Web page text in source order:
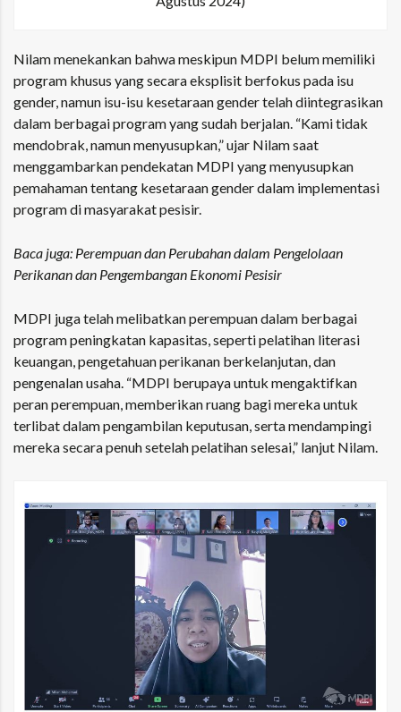
Nilam menekankan bahwa meskipun MDPI belum memiliki
program khusus yang secara eksplisit berfokus pada isu
gender, namun isu-isu kesetaraan gendertelah diintegrasikan
dalam berbagai program yang sudah berjalan. “Kami tidak
mendobrak, namun menyusupkan,” ujar Nilam saat
menggambarkan pendekatan MDPI yang menyusupkan
pemahaman tentang kesetaraan gender dalam implementasi
program di masyarakat pesisir.
Baca juga: Perempuan dan Perubahan dalam Pengelolaan
Perikanan dan Pengembangan Ekonomi Pesisir
MDPI juga telah melibatkan perempuan dalam berbagai
program peningkatan kapasitas, seperti pelatihan literasi
keuangan, pengetahuan perikanan berkelanjutan, dan
pengenalan usaha. “MDPI berupaya untuk mengaktifkan
peran perempuan, memberikan ruang bagi mereka untuk
terlibat dalam pengambilan keputusan, serta mendampingi
mereka secara penuh setelah pelatihan selesai,” lanjut Nilam.